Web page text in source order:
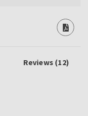
Reviews (12)